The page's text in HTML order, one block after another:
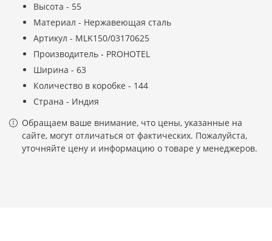
Высота - 55
Материал - Нержавеющая сталь
Артикул - MLK150/03170625
Производитель - PROHOTEL
Ширина - 63
Количество в коробке - 144
Страна - Индия
Обращаем ваше внимание, что цены, указанные на
сайте, могут отличаться от фактических. Пожалуйста,
уточняйте цену и информацию о товаре у менеджеров.